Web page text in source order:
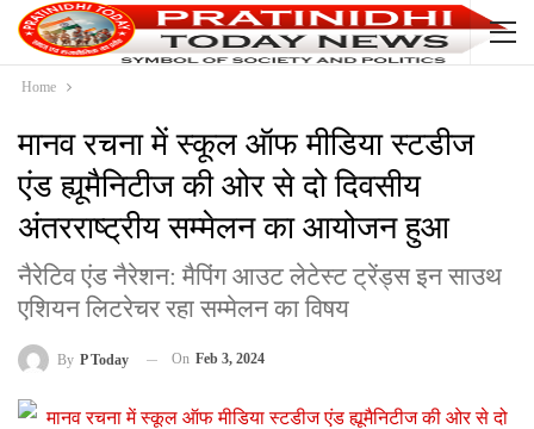
Home
मानव रचना में स्कूल ऑफ मीडिया स्टडीज
एंड ह्यूमैनिटीज की ओर से दो दिवसीय
अंतरराष्ट्रीय सम्मेलन का आयोजन हुआ
नैरेटिव एंड नैरेशन: मैपिंग आउट लेटेस्ट ट्रेंड्स इन साउथ
एशियन लिटरेचर रहा सम्मेलन का विषय
By P Today On Feb 3, 2024